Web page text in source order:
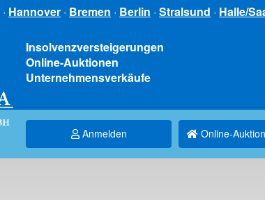
· Hannover · Bremen · Berlin · Stralsund · Halle/
Insolvenzversteigerungen
Online-Auktionen
Unternehmensverkäufe
Anmelden Online-